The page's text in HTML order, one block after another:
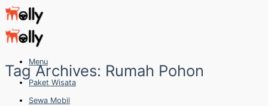
Skip
to
content
Menu
Paket Wisata
Sewa Mobil
Tag Archives: Rumah Pohon